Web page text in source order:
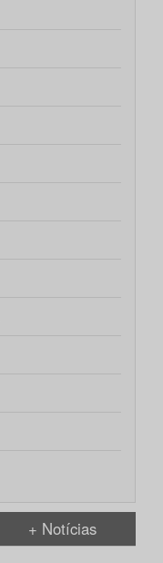
+ Notícias